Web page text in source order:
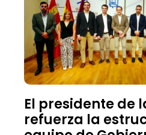
El presidente de
refuerza la